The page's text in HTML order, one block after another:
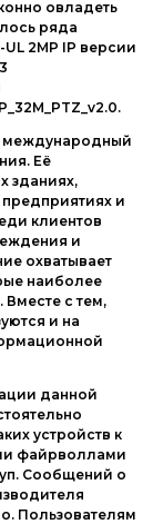
овладеть
ряда
2MP IP версии
международный
Её
зданиях,
и
клиентов
и
охватывает
наиболее
с тем,
и на
данной
устройств к
файрволлами
Сообщений о
Пользователям